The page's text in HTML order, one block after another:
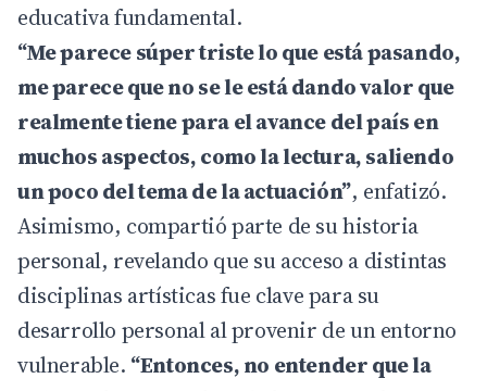
educativa fundamental.
“Me parece súper triste lo que está pasando,
me parece que no se le está dando valor que
realmente tiene para el avance del país en
muchos aspectos, como la lectura, saliendo
un poco del tema de la actuación”, enfatizó.
Asimismo, compartió parte de su historia
personal, revelando que su acceso a distintas
disciplinas artísticas fue clave para su
desarrollo personal al provenir de un entorno
vulnerable. “Entonces, no entender que la